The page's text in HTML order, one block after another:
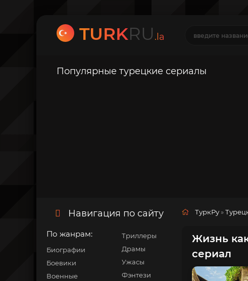
TURKRU .la
Популярные турецкие сериалы
Навигация по сайту
По жанрам:
Биографии
Боевики
Военные
Триллеры
Драмы
Ужасы
Фэнтези
ТуркРу »
Жизнь
сериал